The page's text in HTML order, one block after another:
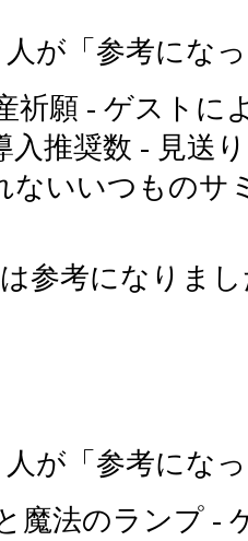
人が「参考にな
祈願 - ゲストに
入推奨数 - 見送り
ないいつものサ
参考になりま
人が「参考にな
魔法のランプ -